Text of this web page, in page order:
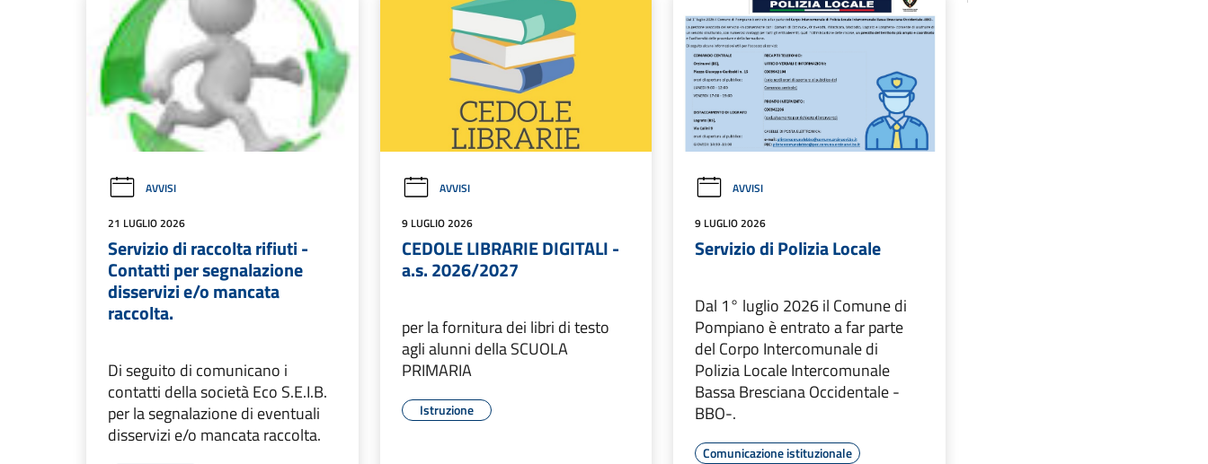
AVVISI
21 LUGLIO 2026
Servizio di raccolta rifiuti -
Contatti per segnalazione
disservizi e/o mancata
raccolta.
Di seguito di comunicano i
contatti della società Eco S.E.I.B.
per la segnalazione di eventuali
disservizi e/o mancata raccolta.
AVVISI
9 LUGLIO 2026
CEDOLE LIBRARIE DIGITALI -
a.s. 2026/2027
per la fornitura dei libri di testo
agli alunni della SCUOLA
PRIMARIA
Istruzione
AVVISI
9 LUGLIO 2026
Servizio di Polizia Locale
Dal 1° luglio 2026 il Comune di
Pompiano è entrato a far parte
del Corpo Intercomunale di
Polizia Locale Intercomunale
Bassa Bresciana Occidentale -
BBO-.
Comunicazione istituzionale